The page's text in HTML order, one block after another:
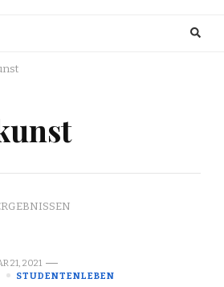
21, 2021
STUDENTENLEBEN